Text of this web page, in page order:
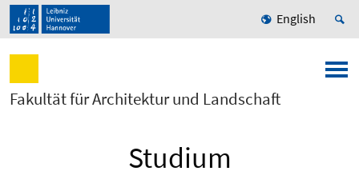
English
Fakultät für Architektur und Landschaft
Studium